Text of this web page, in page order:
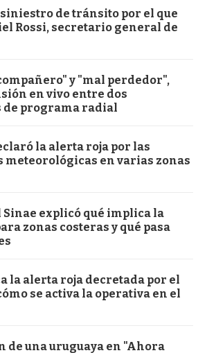
siniestro de tránsito por el que
Rossi, secretario general de
y "mal perdedor",
en vivo entre dos
programa radial
la alerta roja por las
meteorológicas en varias zonas
explicó qué implica la
zonas costeras y qué pasa
la alerta roja decretada por el
se activa la operativa en el
de una uruguaya en "Ahora